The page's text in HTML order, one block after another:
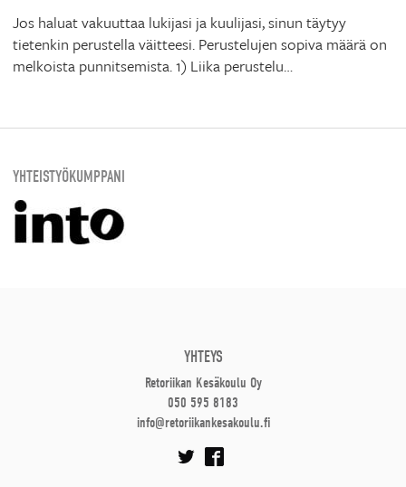
Jos haluat vakuuttaa lukijasi ja kuulijasi, sinun täytyy
tietenkin perustella väitteesi. Perustelujen sopiva määrä on
melkoista punnitsemista. 1) Liika perustelu…
YHTEISTYÖKUMPPANI
YHTEYS
Retoriikan Kesäkoulu Oy
050 595 8183
info@retoriikankesakoulu.fi